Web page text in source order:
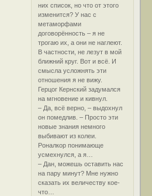
них список, но что от этого
изменится? У нас с
метаморфами
договорённость – я не
трогаю их, а они не наглеют.
В частности, не лезут в мой
ближний круг. Вот и всё. И
смысла усложнять эти
отношения я не вижу.
Герцог Кернский задумался
на мгновение и кивнул.
– Да, всё верно, – выдохнул
он помедлив. – Просто эти
новые знания немного
выбивают из колеи.
Роналкор понимающе
усмехнулся, а я…
– Дан, можешь оставить нас
на пару минут? Мне нужно
сказать их величеству кое-
что…